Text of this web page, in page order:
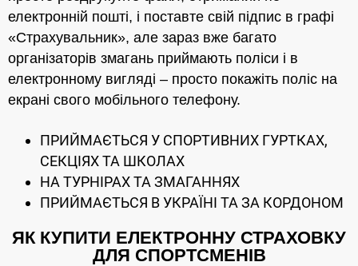
електронній пошті, і поставте свій підпис в графі
«Страхувальник», але зараз вже багато
організаторів змагань приймають поліси і в
електронному вигляді – просто покажіть поліс на
екрані свого мобільного телефону.
ПРИЙМАЄТЬСЯ У СПОРТИВНИХ ГУРТКАХ,
СЕКЦІЯХ ТА ШКОЛАХ
НА ТУРНІРАХ ТА ЗМАГАННЯХ
ПРИЙМАЄТЬСЯ В УКРАЇНІ ТА ЗА КОРДОНОМ
ЯК КУПИТИ ЕЛЕКТРОННУ СТРАХОВКУ
ДЛЯ СПОРТСМЕНІВ